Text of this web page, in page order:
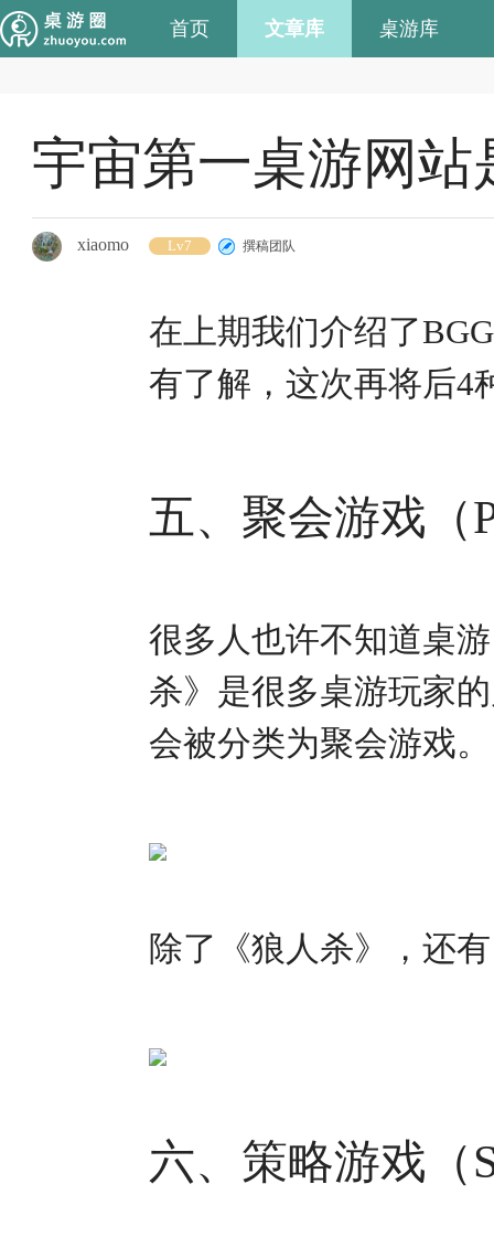
首页 文章库 桌游库
宇宙第一桌游网
xiaomo Lv7 撰稿团队
在上期我们介绍了
有了解，这次再将后4
五、聚会游戏（
很多人也许不知道桌
杀》是很多桌游玩家
会被分类为聚会游戏。
除了《狼人杀》，还
六、策略游戏（